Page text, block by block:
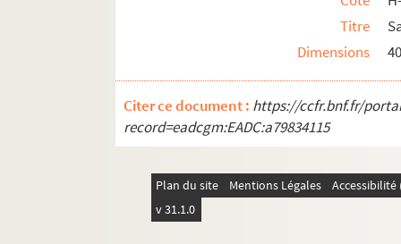
Titre
Dimensions
Citer ce document : https://ccfr.bnf.fr/
record=eadcgm:EADC:a79834115
Plan du site Mentions Légales
v 31.1.0